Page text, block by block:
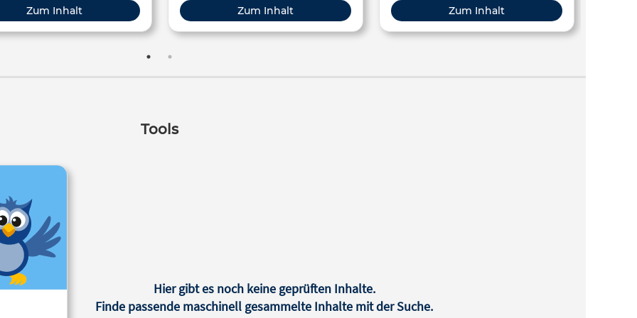
Daten, die dabei von uns allen
gesammelt werden?
Zum Inhalt Zum Inhalt
verstehen. In diesem Beitrag sind sie
gesammelt.
Zum Inhalt
Tools
Hier gibt es noch keine geprüften Inhalte.
Finde passende maschinell gesammelte Inhalte mit der Suche.